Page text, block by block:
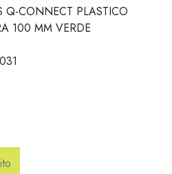
Q-CONNECT PLASTICO
100 MM VERDE